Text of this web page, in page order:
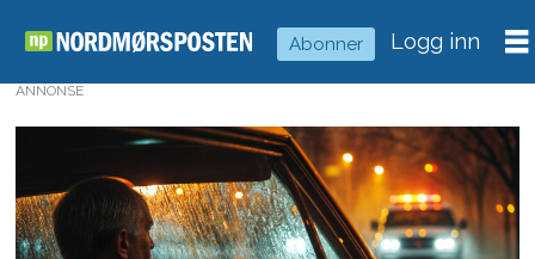
Abonner Logg inn
ANNONSE